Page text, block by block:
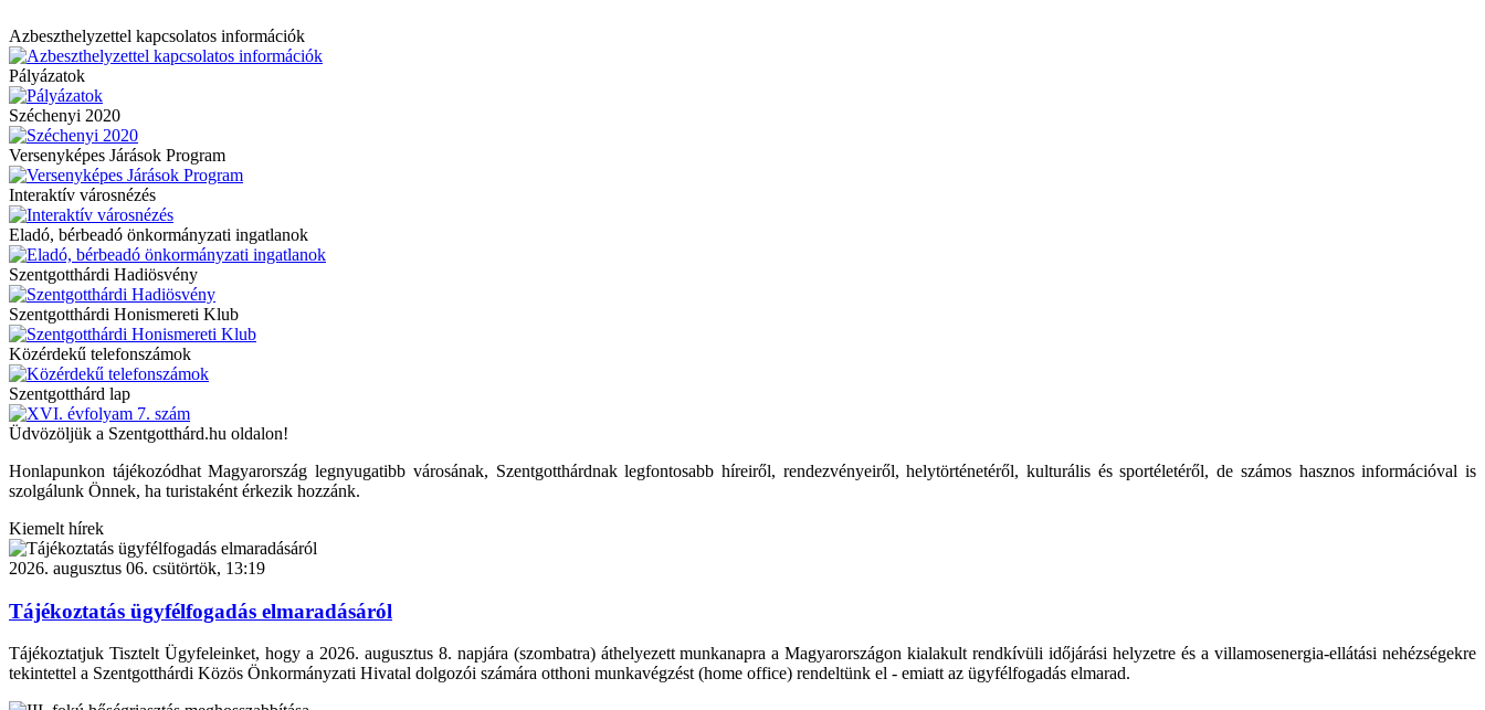
Azbeszthelyzettel kapcsolatos információk
Pályázatok
Széchenyi 2020
Versenyképes Járások Program
Interaktív városnézés
Eladó, bérbeadó önkormányzati ingatlanok
Szentgotthárdi Hadiösvény
Szentgotthárdi Honismereti Klub
Közérdekű telefonszámok
Szentgotthárd lap
Üdvözöljük a Szentgotthárd.hu oldalon!
Honlapunkon tájékozódhat Magyarország legnyugatibb városának, Szentgotthárdnak legfontosabb híreiről, rendezvényeiről, helytörténetéről, kulturális és sportéletéről, de számos hasznos információval is
szolgálunk Önnek, ha turistaként érkezik hozzánk.
Kiemelt hírek
2026. augusztus 06. csütörtök, 13:19
Tájékoztatás ügyfélfogadás elmaradásáról
Tájékoztatjuk Tisztelt Ügyfeleinket, hogy a 2026. augusztus 8. napjára (szombatra) áthelyezett munkanapra a Magyarországon kialakult rendkívüli időjárási helyzetre és a villamosenergia-ellátási nehézségekre
tekintettel a Szentgotthárdi Közös Önkormányzati Hivatal dolgozói számára otthoni munkavégzést (home office) rendeltünk el - emiatt az ügyfélfogadás elmarad.